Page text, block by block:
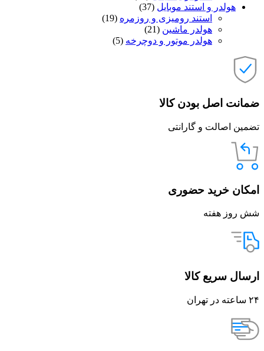
هولدر و استند موبایل (37)
استند رومیزی و روزمره (19)
هولدر ماشین (21)
هولدر موتور و دوچرخه (5)
ضمانت اصل بودن کالا
تضمین اصالت و گارانتی
امکان خرید حضوری
شش روز هفته
ارسال سریع کالا
۲۴ ساعته در تهران